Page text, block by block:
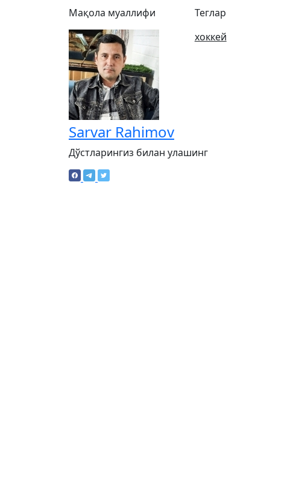
Мақола муаллифи
Sarvar Rahimov
Теглар
хоккей
Дўстларингиз билан улашинг